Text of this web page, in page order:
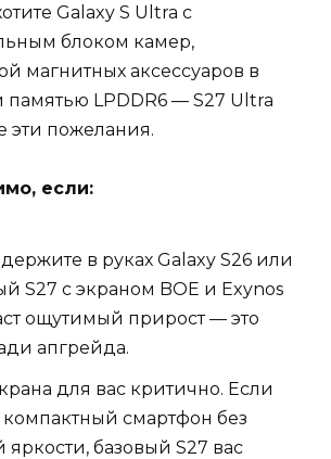
Galaxy S Ultra с
блоком камер,
магнитных аксессуаров в
памятью LPDDR6 — S27 Ultra
эти пожелания.
если:
в руках Galaxy S26 или
S27 с экраном BOE и Exynos
ощутимый прирост — это
апгрейда.
для вас критично. Если
смартфон без
базовый S27 вас